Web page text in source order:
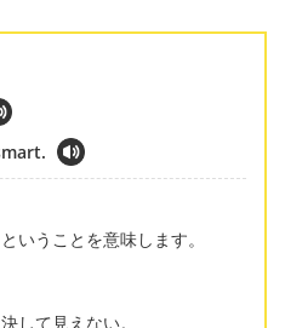
いうことを意味します。
して見えない。